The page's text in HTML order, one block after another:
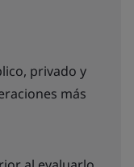
privado y
más